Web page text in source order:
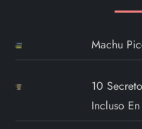
Machu
10
Incluso